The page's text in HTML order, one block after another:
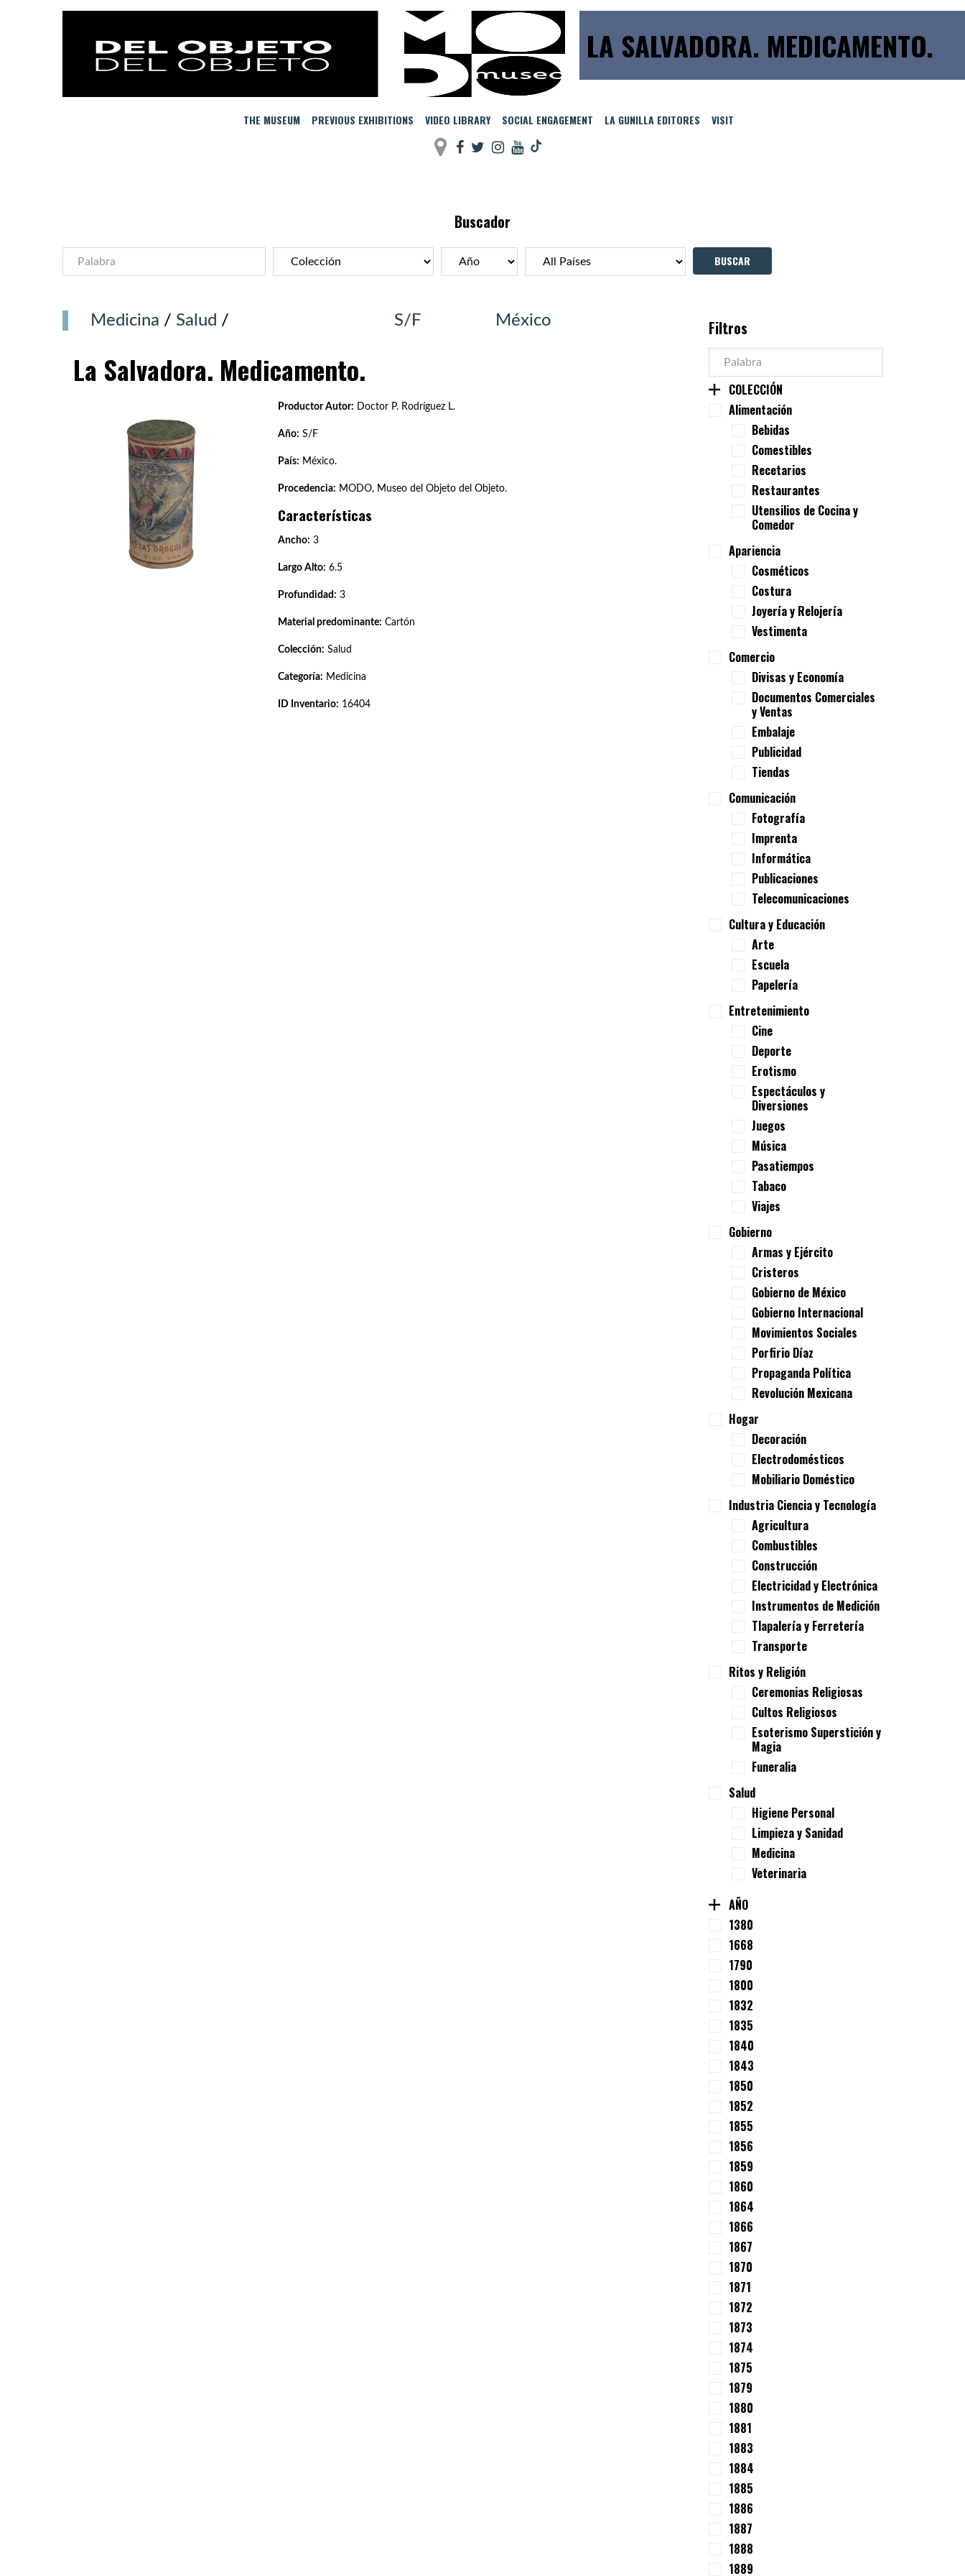
LA SALVADORA. MEDICAMENTO.
THE MUSEUM PREVIOUS EXHIBITIONS VIDEO LIBRARY SOCIAL ENGAGEMENT LA GUNILLA EDITORES VISIT
Buscador
Medicina / Salud / S/F México
La Salvadora. Medicamento.
Productor Autor: Doctor P. Rodríguez L.
Año: S/F
País: México.
Procedencia: MODO, Museo del Objeto del Objeto.
Características
Ancho: 3
Largo Alto: 6.5
Profundidad: 3
Material predominante: Cartón
Colección: Salud
Categoría: Medicina
ID Inventario: 16404
Filtros
COLECCIÓN
Alimentación
Bebidas
Comestibles
Recetarios
Restaurantes
Utensilios de Cocina y
Comedor
Apariencia
Cosméticos
Costura
Joyería y Relojería
Vestimenta
Comercio
Divisas y Economía
Documentos Comerciales
y Ventas
Embalaje
Publicidad
Tiendas
Comunicación
Fotografía
Imprenta
Informática
Publicaciones
Telecomunicaciones
Cultura y Educación
Arte
Escuela
Papelería
Entretenimiento
Cine
Deporte
Erotismo
Espectáculos y
Diversiones
Juegos
Música
Pasatiempos
Tabaco
Viajes
Gobierno
Armas y Ejército
Cristeros
Gobierno de México
Gobierno Internacional
Movimientos Sociales
Porfirio Díaz
Propaganda Política
Revolución Mexicana
Hogar
Decoración
Electrodomésticos
Mobiliario Doméstico
Industria Ciencia y Tecnología
Agricultura
Combustibles
Construcción
Electricidad y Electrónica
Instrumentos de Medición
Tlapalería y Ferretería
Transporte
Ritos y Religión
Ceremonias Religiosas
Cultos Religiosos
Esoterismo Superstición y
Magia
Funeralia
Salud
Higiene Personal
Limpieza y Sanidad
Medicina
Veterinaria
AÑO
1380
1668
1790
1800
1832
1835
1840
1843
1850
1852
1855
1856
1859
1860
1864
1866
1867
1870
1871
1872
1873
1874
1875
1879
1880
1881
1883
1884
1885
1886
1887
1888
1889